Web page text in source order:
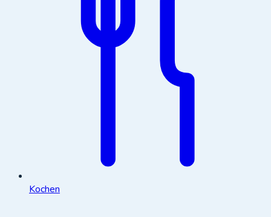
Kochen